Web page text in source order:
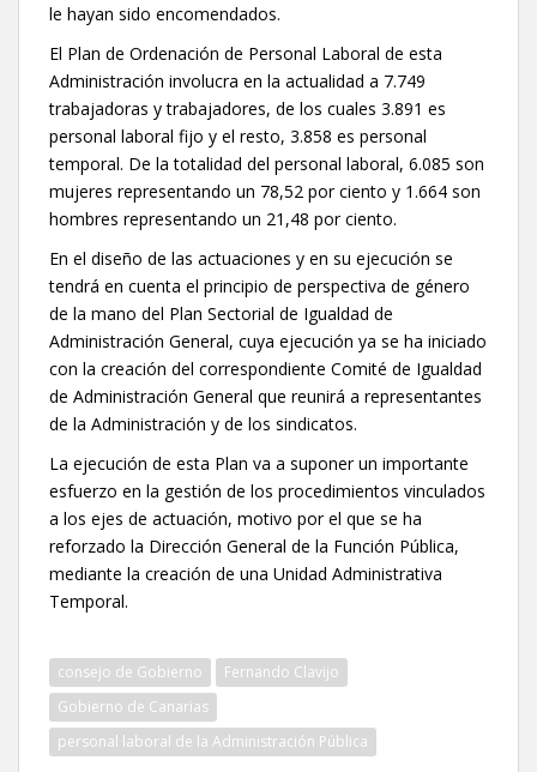
le hayan sido encomendados.
El Plan de Ordenación de Personal Laboral de esta
Administración involucra en la actualidad a 7.749
trabajadoras y trabajadores, de los cuales 3.891 es
personal laboral fijo y el resto, 3.858 es personal
temporal. De la totalidad del personal laboral, 6.085 son
mujeres representando un 78,52 por ciento y 1.664 son
hombres representando un 21,48 por ciento.
En el diseño de las actuaciones y en su ejecución se
tendrá en cuenta el principio de perspectiva de género
de la mano del Plan Sectorial de Igualdad de
Administración General, cuya ejecución ya se ha iniciado
con la creación del correspondiente Comité de Igualdad
de Administración General que reunirá a representantes
de la Administración y de los sindicatos.
La ejecución de esta Plan va a suponer un importante
esfuerzo en la gestión de los procedimientos vinculados
a los ejes de actuación, motivo por el que se ha
reforzado la Dirección General de la Función Pública,
mediante la creación de una Unidad Administrativa
Temporal.
consejo de Gobierno
Fernando Clavijo
Gobierno de Canarias
personal laboral de la Administración Pública